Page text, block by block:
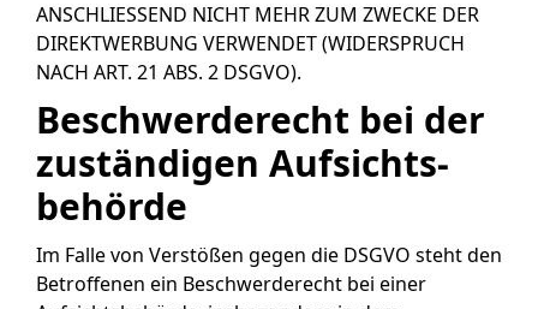
ANSCHLIESSEND NICHT MEHR ZUM ZWECKE DER
DIREKTWERBUNG VERWENDET (WIDERSPRUCH
NACH ART. 21 ABS. 2 DSGVO).
Beschwerde­recht bei der
zuständigen Aufsichts­
behörde
Im Falle von Verstößen gegen die DSGVO steht den
Betroffenen ein Beschwerderecht bei einer